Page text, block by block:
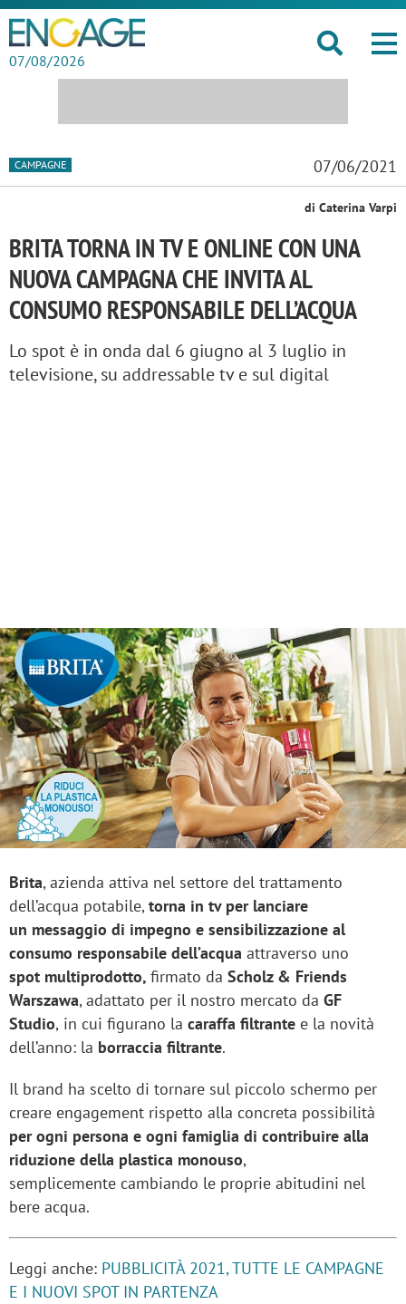
07/08/2026
CAMPAGNE 07/06/2021
di Caterina Varpi
BRITA TORNA IN TV E ONLINE CON UNA
NUOVA CAMPAGNA CHE INVITA AL
CONSUMO RESPONSABILE DELL’ACQUA
Lo spot è in onda dal 6 giugno al 3 luglio in
televisione, su addressable tv e sul digital
Brita, azienda attiva nel settore del trattamento
dell’acqua potabile,torna in tv per lanciare
un messaggio di impegno e sensibilizzazione al
consumo responsabile dell’acqua attraverso uno
spot multiprodotto, firmato da Scholz & Friends
Warszawa, adattato per il nostro mercato da GF
Studio, in cui figurano la caraffa filtrante e la novità
dell’anno: la borraccia filtrante.
Il brand ha scelto di tornare sul piccolo schermo per
creare engagement rispetto alla concreta possibilità
per ogni persona e ogni famiglia di contribuire alla
riduzione della plastica monouso,
semplicemente cambiando le proprie abitudini nel
bere acqua.
Leggi anche: PUBBLICITÀ 2021, TUTTE LE CAMPAGNE
E I NUOVI SPOT IN PARTENZA